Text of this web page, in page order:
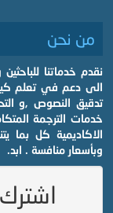
من نحن
نقدم خدماتنا
الى دعم في تعلم
تدقيق النصوص ,و
خدمات الترجمة
الاكاديمية كل بما
وبأسعار منافسة . ابد.